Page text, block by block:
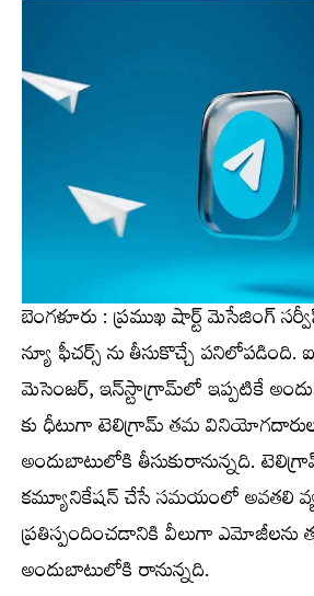
బెంగళూరు : ప్రముఖ షార్ట్ మెసేజింగ్
న్యూ ఫీచర్స్ ను తీసుకొచ్చే పనిలోపడింది.
మెసెంజర్, ఇన్‌స్టాగ్రామ్‌లో ఇప్పటికే
కు ధీటుగా టెలిగ్రామ్ తమ
అందుబాటులోకి తీసుకురానున్నది.
కమ్యూనికేషన్ చేసే సమయంలో అవతలి
ప్రతిస్పందించడానికి వీలుగా ఎమోజీలను
అందుబాటులోకి రానున్నది.